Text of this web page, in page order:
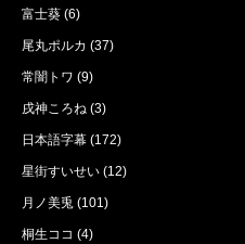
富士葵 (6)
尾丸ポルカ (37)
常闇トワ (9)
戌神ころね (3)
日本語字幕 (172)
星街すいせい (12)
月ノ美兎 (101)
桐生ココ (4)